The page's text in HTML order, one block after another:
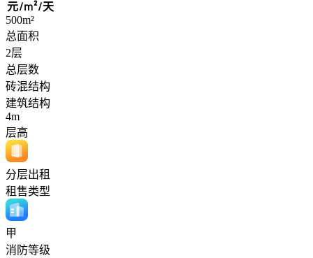
元/m²/天
500m²
总面积
2层
总层数
砖混结构
建筑结构
4m
层高
分层出租
租售类型
甲
消防等级